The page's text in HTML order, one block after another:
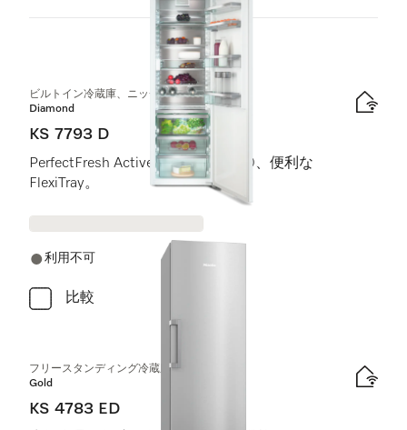
8 製品
ビルトイン冷蔵庫、ニッチ高さ178 cm
Diamond
KS 7793 D
PerfectFresh Active、FlexiLight 2.0、便利な
FlexiTray。
利用不可
比較
フリースタンディング冷蔵庫
Gold
KS 4783 ED